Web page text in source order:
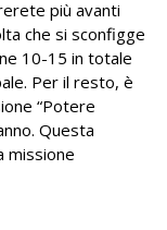
più avanti
che si sconfigge
10-15 in totale
Per il resto, è
“Potere
Questa
missione